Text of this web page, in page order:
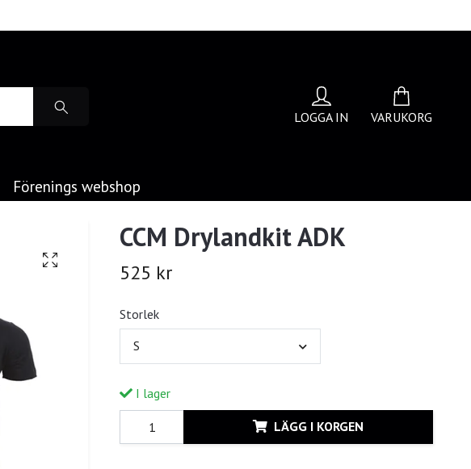
LOGGA IN VARUKORG
Förenings webshop
CCM Drylandkit ADK
525 kr
Storlek
S
I lager
LÄGG I KORGEN